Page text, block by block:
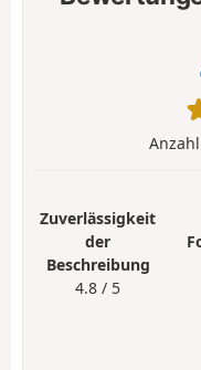
Zuverlässigkeit
der
Beschreibung
4.8 / 5